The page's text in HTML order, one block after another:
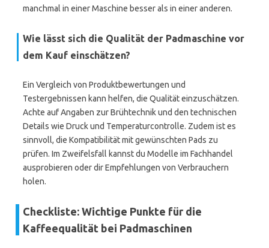
manchmal in einer Maschine besser als in einer anderen.
Wie lässt sich die Qualität der Padmaschine vor
dem Kauf einschätzen?
Ein Vergleich von Produktbewertungen und
Testergebnissen kann helfen, die Qualität einzuschätzen.
Achte auf Angaben zur Brühtechnik und den technischen
Details wie Druck und Temperaturcontrolle. Zudem ist es
sinnvoll, die Kompatibilität mit gewünschten Pads zu
prüfen. Im Zweifelsfall kannst du Modelle im Fachhandel
ausprobieren oder dir Empfehlungen von Verbrauchern
holen.
Checkliste: Wichtige Punkte für die
Kaffeequalität bei Padmaschinen